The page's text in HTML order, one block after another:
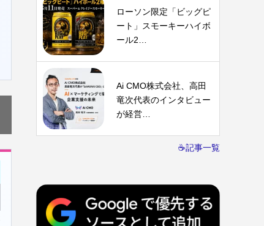
ローソン限定「ビッグピ
ート」スモーキーハイボ
ール2…
Ai CMO株式会社、高田
竜次代表のインタビュー
が経営…
☕記事一覧